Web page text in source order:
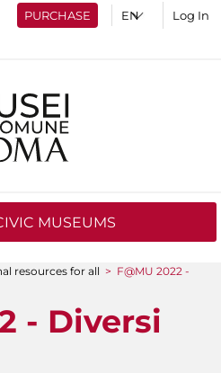
PURCHASE Log In
MUSEUMS
resources for all > F@MU 2022 -
- Diversi